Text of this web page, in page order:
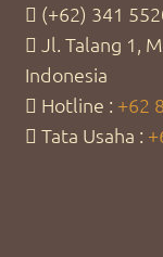
(+62) 341
Jl. Talang 1,
Indonesia
Hotline : +62
Tata Usaha :